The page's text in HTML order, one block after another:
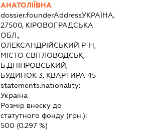
АНАТОЛІЇВНА
dossier.founderAddressУКРАЇНА,
27500, КІРОВОГРАДСЬКА
ОБЛ.,
ОЛЕКСАНДРІЙСЬКИЙ Р-Н,
МІСТО СВІТЛОВОДСЬК,
Б.ДНІПРОВСЬКИЙ,
БУДИНОК 3, КВАРТИРА 45
statements.nationality:
Україна
Розмір внеску до
статутного фонду (грн.):
500 (0.297 %)